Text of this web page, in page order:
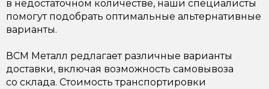
в недостаточном количестве, наши специалисты
помогут подобрать оптимальные альтернативные
варианты.
ВСМ Металл редлагает различные варианты
доставки, включая возможность самовывоза
со склада. Стоимость транспортировки